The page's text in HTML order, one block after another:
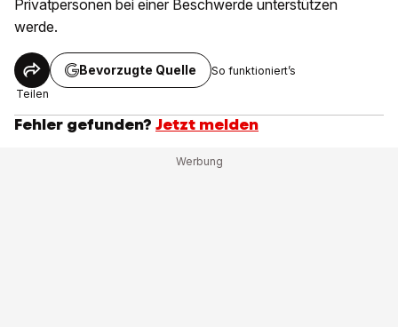
Privatpersonen bei einer Beschwerde unterstützen
werde.
Teilen
Bevorzugte Quelle So funktioniert’s
Fehler gefunden? Jetzt melden